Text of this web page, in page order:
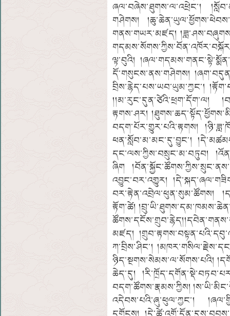
ཞལ་བཞེས་ཐུགས་ལ་འཕྲེང་།
གཤེགས།
གནས་གཡར་མཛད།
ལྟ་བུའི།
དོ་གསུངས་ནས་གཤེགས།
བྲིས་རྙེད་པས་ཡབ་ཡུམ་ཀྱང་།
།།མ་རུང་དུན་ཙེའི་ཕྲག་དོག་ལ།
རྟགས་ཤར།
བདག་པོར་གྱུར་པའི་རྟགས།
ཕན་སློབ་མ་མང་དུ་བྱུང་།
དང་ལས་ཀྱིས་བསྲུང་མ་བཏུབ།
ཞིག
འབྱུང་བར་འགྱུར།
བར་རྟེན་འབྲེལ་ཕུན་སུམ་ཚོགས།
རྟོག་ཚེ།
མཛད།
ཀ་བྲིས་ཤིང་།
ཉིད་སྔགས་སེམས་ལ་སོགས་པའི།
ཆེད་དུ།
བདག་ཚོགས་རྣམས་ཀྱིས།
འདེབས་པའི་ཞུ་ཕུལ་ཀྱང་།